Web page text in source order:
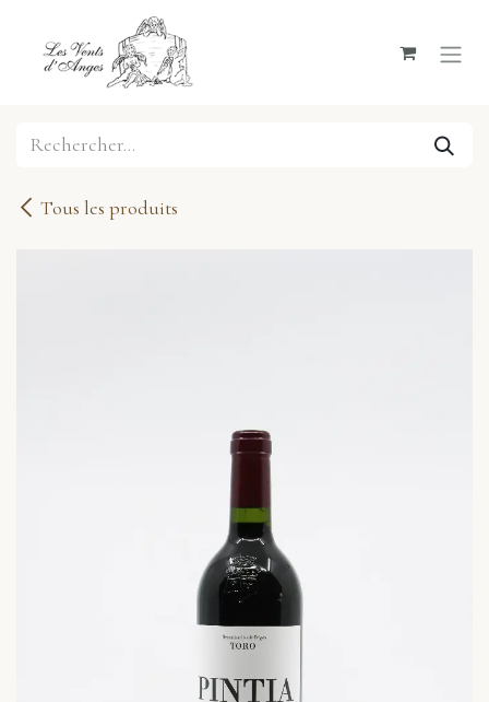
Se rendre au contenu
Tous les produits